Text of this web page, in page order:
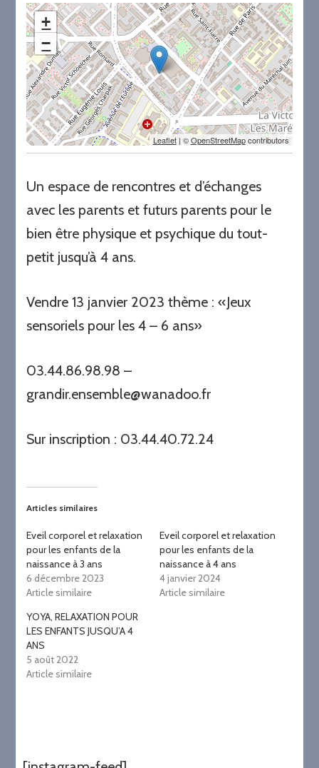
+
−
Leaflet| ©OpenStreetMapcontributors
Un espace de rencontres et d’échanges
avec les parents et futurs parents pour le
bien être physique et psychique du tout-
petit jusqu’à 4 ans.
Vendre 13 janvier 2023 thème : «Jeux
sensoriels pour les 4 – 6 ans»
03.44.86.98.98 –
grandir.ensemble@wanadoo.fr
Sur inscription : 03.44.40.72.24
Articles similaires
Eveil corporel et relaxation
pour les enfants de la
naissance à 3 ans
6 décembre 2023
Article similaire
Eveil corporel et relaxation
pour les enfants de la
naissance à 4 ans
4 janvier 2024
Article similaire
YOYA, RELAXATION POUR
LES ENFANTS JUSQU’A 4
ANS
5 août 2022
Article similaire